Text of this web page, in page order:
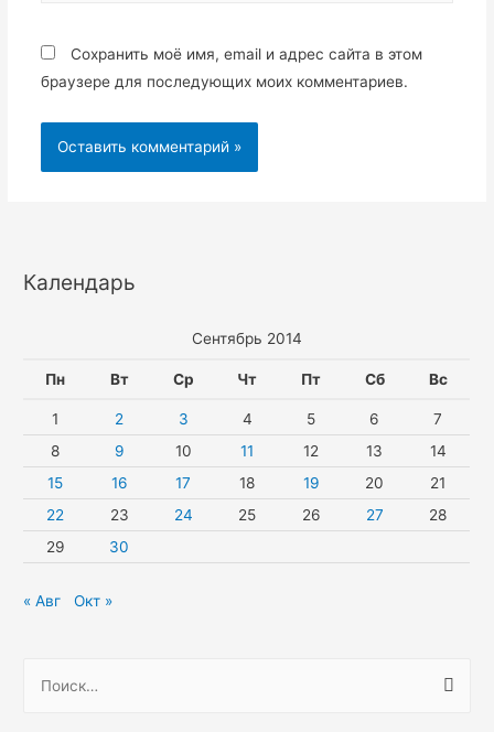
Сохранить моё имя, email и адрес сайта в этом
браузере для последующих моих комментариев.
Календарь
Сентябрь 2014
Пн Вт Ср Чт Пт Сб Вс
1 2 3 4 5 6
7
8
9 10 11 12 13
14
15
16 17 18 19 20
21
22
23 24 25 26 27
28
29
30
« Авг Окт »